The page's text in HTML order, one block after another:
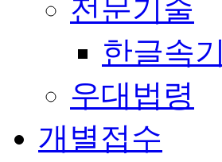
전문기술
한글속기
우대법령
개별접수